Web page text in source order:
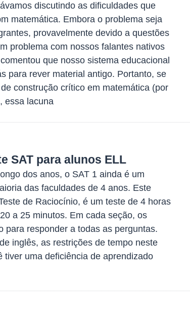
discutindo as dificuldades que
matemática. Embora o problema seja
provavelmente devido a questões
problema com nossos falantes nativos
que nosso sistema educacional
para rever material antigo. Portanto, se
construção crítico em matemática (por
essa lacuna
SAT para alunos ELL
dos anos, o SAT 1 ainda é um
das faculdades de 4 anos. Este
de Raciocínio, é um teste de 4 horas
a 25 minutos. Em cada seção, os
para responder a todas as perguntas.
inglês, as restrições de tempo neste
tiver uma deficiência de aprendizado